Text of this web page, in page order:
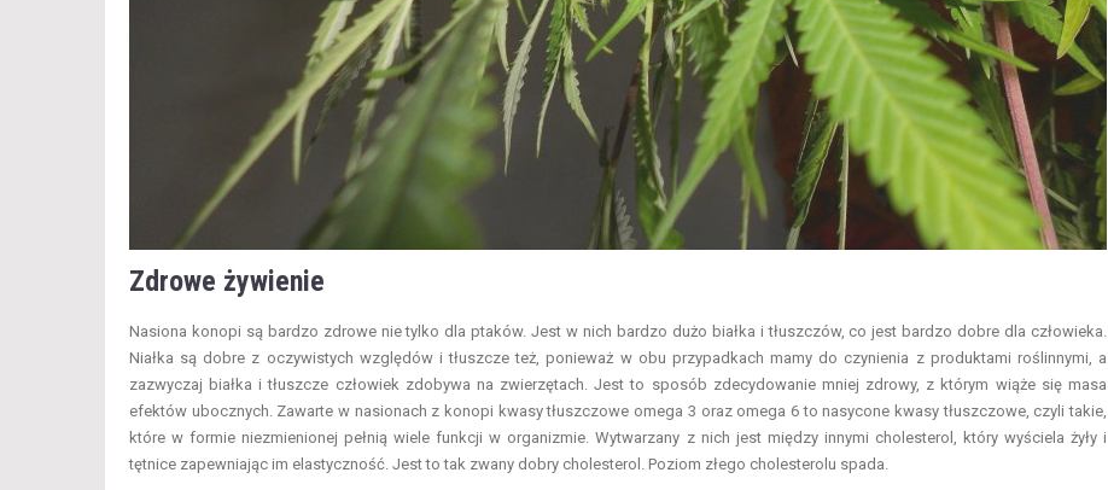
Zdrowe żywienie
Nasiona konopi są bardzo zdrowe nie tylko dla ptaków. Jest w nich bardzo dużo białka i tłuszczów, co jest bardzo dobre dla człowieka.
Niałka są dobre z oczywistych względów i tłuszcze też, ponieważ w obu przypadkach mamy do czynienia z produktami roślinnymi, a
zazwyczaj białka i tłuszcze człowiek zdobywa na zwierzętach. Jest to sposób zdecydowanie mniej zdrowy, z którym wiąże się masa
efektów ubocznych. Zawarte w nasionach z konopi kwasy tłuszczowe omega 3 oraz omega 6 to nasycone kwasy tłuszczowe, czyli takie,
które w formie niezmienionej pełnią wiele funkcji w organizmie. Wytwarzany z nich jest między innymi cholesterol, który wyściela żyły i
tętnice zapewniając im elastyczność. Jest to tak zwany dobry cholesterol. Poziom złego cholesterolu spada.